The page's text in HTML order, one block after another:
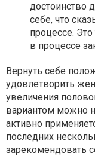
достоинство
себе, что
процессе.
в процессе
Вернуть себе
удовлетворить
увеличения
вариантом можно
активно
последних
зарекомендовать